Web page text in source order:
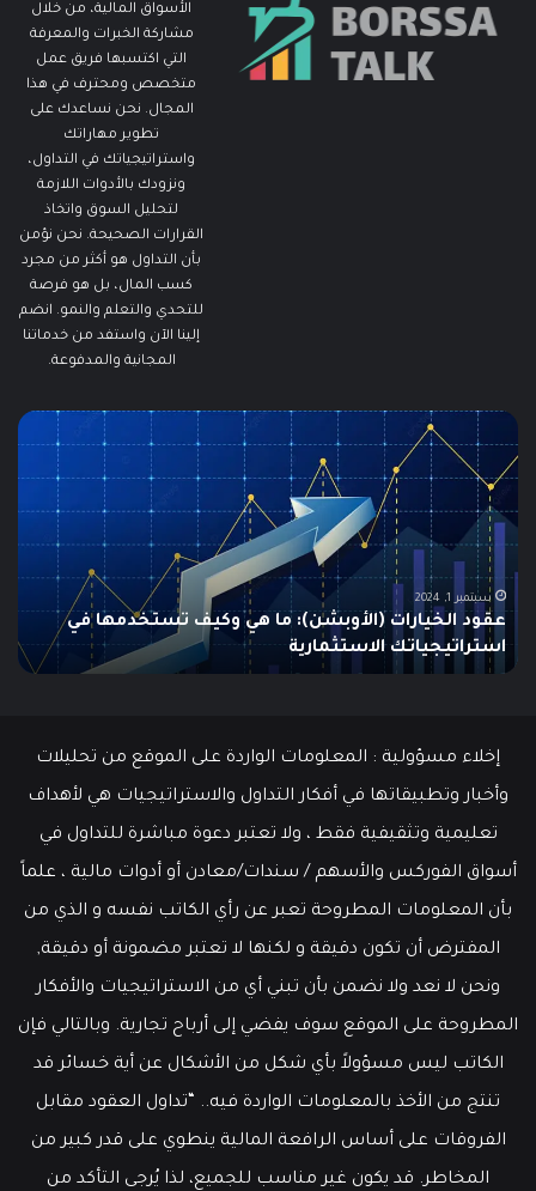
الأسواق المالية، من خلال
مشاركة الخبرات والمعرفة
التي اكتسبها فريق عمل
متخصص ومحترف في هذا
المجال. نحن نساعدك على
تطوير مهاراتك
واستراتيجياتك في التداول،
ونزودك بالأدوات اللازمة
لتحليل السوق واتخاذ
القرارات الصحيحة. نحن نؤمن
بأن التداول هو أكثر من مجرد
كسب المال، بل هو فرصة
للتحدي والتعلم والنمو. انضم
إلينا الآن واستفد من خدماتنا
المجانية والمدفوعة.
ما
هو
الـ
Swing
دليلك
الشامل
للمبتدئين
يونيو 10, 2025
ما هو الـ Swing Trading؟ دليلك الشامل للمبتدئين
إخلاء مسؤولية : المعلومات الواردة على الموقع من تحليلات
وأخبار وتطبيقاتها في أفكار التداول والاستراتيجيات هي لأهداف
تعليمية وتثقيفية فقط ، ولا تعتبر دعوة مباشرة للتداول في
أسواق الفوركس والأسهم / سندات/معادن أو أدوات مالية ، علماً
بأن المعلومات المطروحة تعبر عن رأي الكاتب نفسه و الذي من
المفترض أن تكون دقيقة و لكنها لا تعتبر مضمونة أو دقيقة,
ونحن لا نعد ولا نضمن بأن تبني أي من الاستراتيجيات والأفكار
المطروحة على الموقع سوف يفضي إلى أرباح تجارية. وبالتالي فإن
الكاتب ليس مسؤولاً بأي شكل من الأشكال عن أية خسائر قد
تنتج من الأخذ بالمعلومات الواردة فيه.. “تداول العقود مقابل
الفروقات على أساس الرافعة المالية ينطوي على قدر كبير من
المخاطر. قد يكون غير مناسب للجميع، لذا يُرجى التأكد من